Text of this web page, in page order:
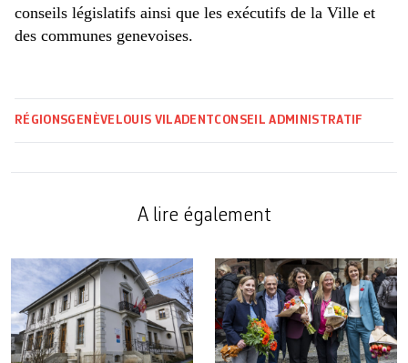
conseils législatifs ainsi que les exécutifs de la Ville et
des communes genevoises.
RÉGIONSGENÈVE LOUIS VILADENTCONSEIL ADMINISTRATIF
A lire également